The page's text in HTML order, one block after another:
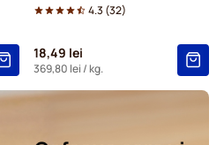
4.3 (32)
18,49 lei
369,80 lei / kg.